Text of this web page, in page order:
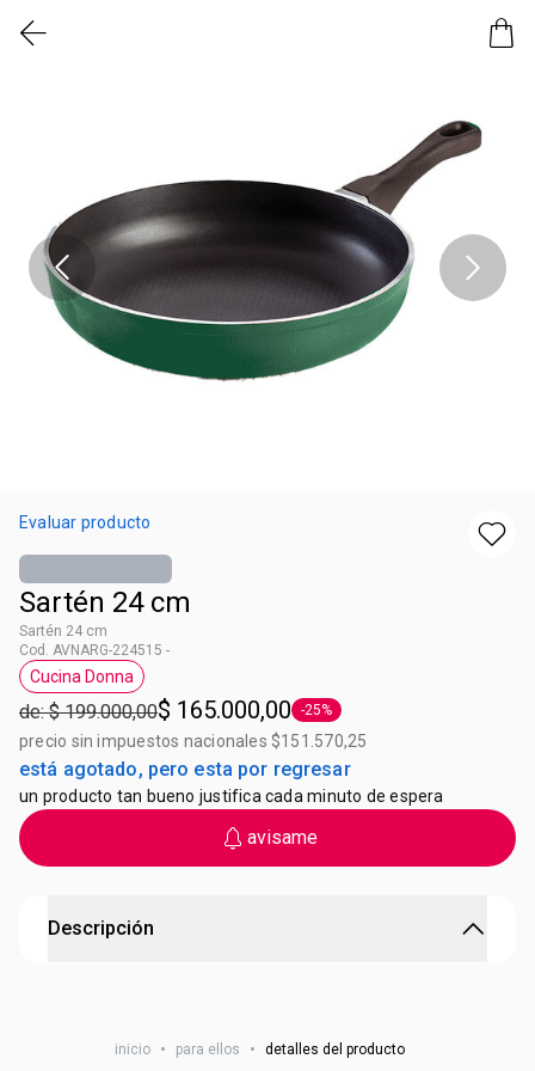
Evaluar producto
Sartén 24 cm
Sartén 24 cm
Cod. AVNARG-224515 -
Etiqueta Cucina Donna
Cucina Donna
de: $ 199.000,00$ 165.000,00 Etiqueta -25%
-25%
precio sin impuestos nacionales $151.570,25
está agotado, pero esta por regresar
un producto tan bueno justifica cada minuto de espera
avisame
Descripción
cm de altura. Verde
inicio • para ellos • detalles del producto